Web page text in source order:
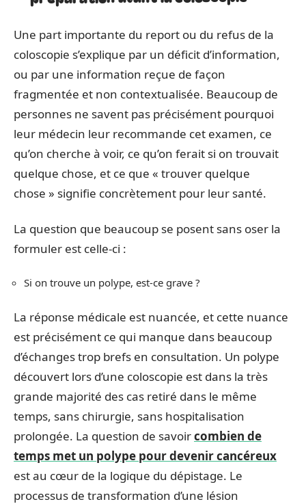
Une part importante du report ou du refus de la
coloscopie s’explique par un déficit d’information,
ou par une information reçue de façon
fragmentée et non contextualisée. Beaucoup de
personnes ne savent pas précisément pourquoi
leur médecin leur recommande cet examen, ce
qu’on cherche à voir, ce qu’on ferait si on trouvait
quelque chose, et ce que « trouver quelque
chose » signifie concrètement pour leur santé.
La question que beaucoup se posent sans oser la
formuler est celle-ci :
Si on trouve un polype, est-ce grave ?
La réponse médicale est nuancée, et cette nuance
est précisément ce qui manque dans beaucoup
d’échanges trop brefs en consultation. Un polype
découvert lors d’une coloscopie est dans la très
grande majorité des cas retiré dans le même
temps, sans chirurgie, sans hospitalisation
prolongée. La question de savoircombien de
temps met un polype pour devenir cancéreux
est au cœur de la logique du dépistage. Le
processus de transformation d’une lésion